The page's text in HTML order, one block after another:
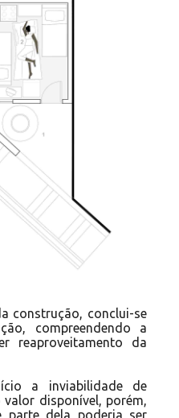
construção, conclui-se
compreendendo a
reaproveitamento da
a inviabilidade de
disponível, porém,
parte dela poderia ser